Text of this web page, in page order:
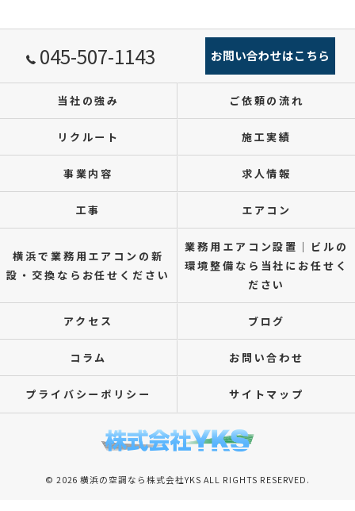
045-507-1143 お問い合わせはこちら
当社の強み ご依頼の流れ
リクルート 施工実績
事業内容 求人情報
工事 エアコン
横浜で業務用エアコンの新
設・交換ならお任せください
業務用エアコン設置｜ビルの
環境整備なら当社にお任せく
ださい
アクセス ブログ
コラム お問い合わせ
プライバシーポリシー サイトマップ
© 2026 横浜の空調なら株式会社YKS ALL RIGHTS RESERVED.